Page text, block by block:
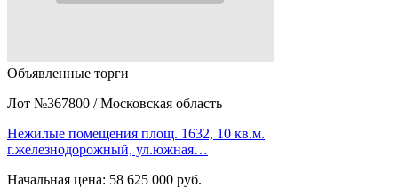
Объявленные торги
Лот №367800 / Московская область
Нежилые помещения площ. 1632, 10 кв.м.
г.железнодорожный, ул.южная…
Начальная цена: 58 625 000 руб.